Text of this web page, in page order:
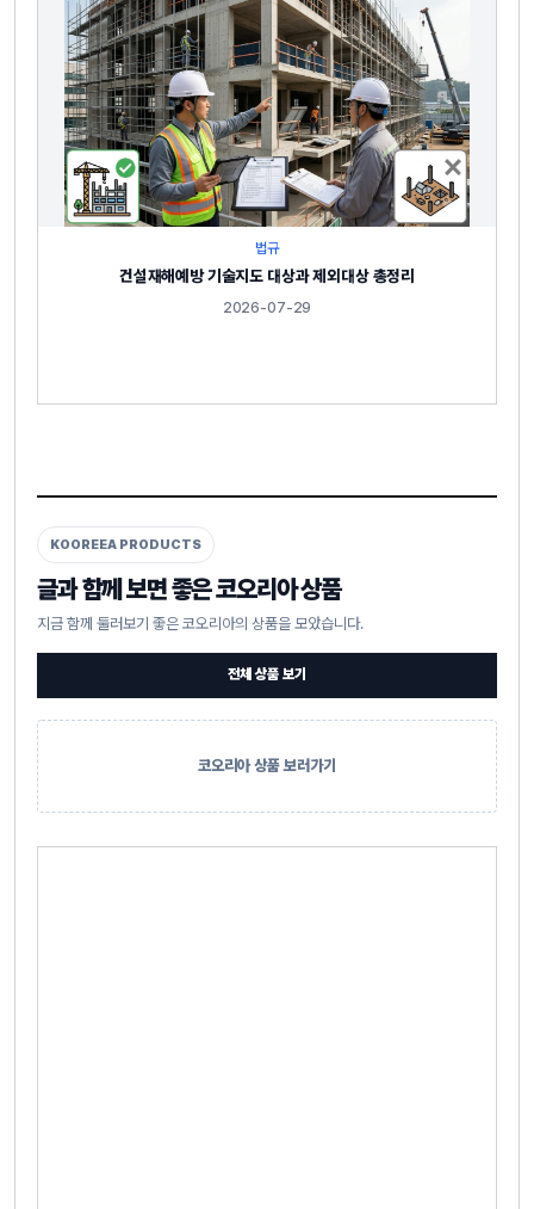
법규
건설재해예방 기술지도 대상과 제외대상 총정리
2026-07-29
KOOREEA PRODUCTS
글과 함께 보면 좋은 코오리아 상품
지금 함께 둘러보기 좋은 코오리아의 상품을 모았습니다.
전체 상품 보기
코오리아 상품 보러가기